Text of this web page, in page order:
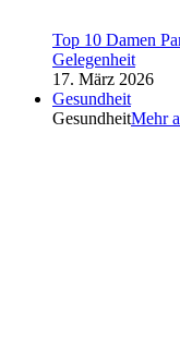
Top 10 Damen
Gelegenheit
17. März 2026
Gesundheit
GesundheitMehr